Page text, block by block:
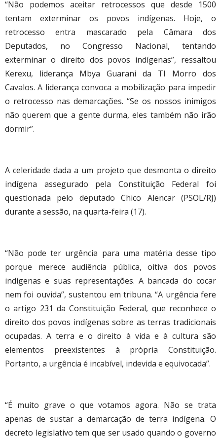
“Não podemos aceitar retrocessos que desde 1500
tentam exterminar os povos indígenas. Hoje, o
retrocesso entra mascarado pela Câmara dos
Deputados, no Congresso Nacional, tentando
exterminar o direito dos povos indígenas”, ressaltou
Kerexu, liderança Mbya Guarani da TI Morro dos
Cavalos. A liderança convoca a mobilização para impedir
o retrocesso nas demarcações. “Se os nossos inimigos
não querem que a gente durma, eles também não irão
dormir”.
A celeridade dada a um projeto que desmonta o direito
indígena assegurado pela Constituição Federal foi
questionada pelo deputado Chico Alencar (PSOL/RJ)
durante a sessão, na quarta-feira (17).
“Não pode ter urgência para uma matéria desse tipo
porque merece audiência pública, oitiva dos povos
indígenas e suas representações. A bancada do cocar
nem foi ouvida”, sustentou em tribuna. “A urgência fere
o artigo 231 da Constituição Federal, que reconhece o
direito dos povos indígenas sobre as terras tradicionais
ocupadas. A terra e o direito à vida e à cultura são
elementos preexistentes à própria Constituição.
Portanto, a urgência é incabível, indevida e equivocada”.
“É muito grave o que votamos agora. Não se trata
apenas de sustar a demarcação de terra indígena. O
decreto legislativo tem que ser usado quando o governo